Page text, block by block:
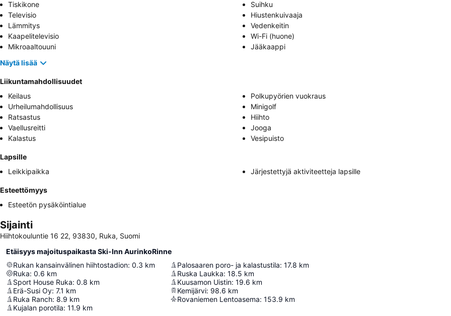
Tiskikone
Suihku
Televisio
Hiustenkuivaaja
Lämmitys
Vedenkeitin
Kaapelitelevisio
Wi-Fi (huone)
Mikroaaltouuni
Jääkaappi
Näytä lisää
Liikuntamahdollisuudet
Keilaus
Polkupyörien vuokraus
Urheilumahdollisuus
Minigolf
Ratsastus
Hiihto
Vaellusreitti
Jooga
Kalastus
Vesipuisto
Lapsille
Leikkipaikka
Järjestettyjä aktiviteetteja lapsille
Esteettömyys
Esteetön pysäköintialue
Sijainti
Hiihtokouluntie 16 22, 93830, Ruka, Suomi
Etäisyys majoituspaikasta Ski-Inn AurinkoRinne
Rukan kansainvälinen hiihtostadion: 0.3 km
Ruka: 0.6 km
Sport House Ruka: 0.8 km
Erä-Susi Oy: 7.1 km
Ruka Ranch: 8.9 km
Kujalan porotila: 11.9 km
Palosaaren poro- ja kalastustila: 17.8 km
Ruska Laukka: 18.5 km
Kuusamon Uistin: 19.6 km
Kemijärvi: 98.6 km
Rovaniemen Lentoasema: 153.9 km